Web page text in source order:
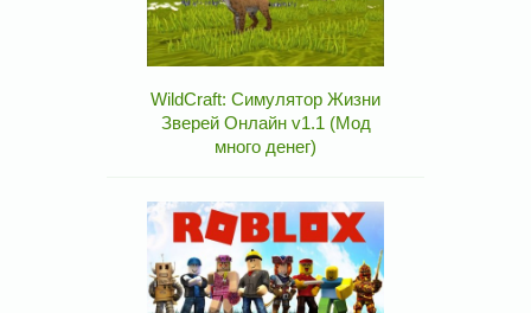
WildCraft: Симулятор Жизни
Зверей Онлайн v1.1 (Мод
много денег)